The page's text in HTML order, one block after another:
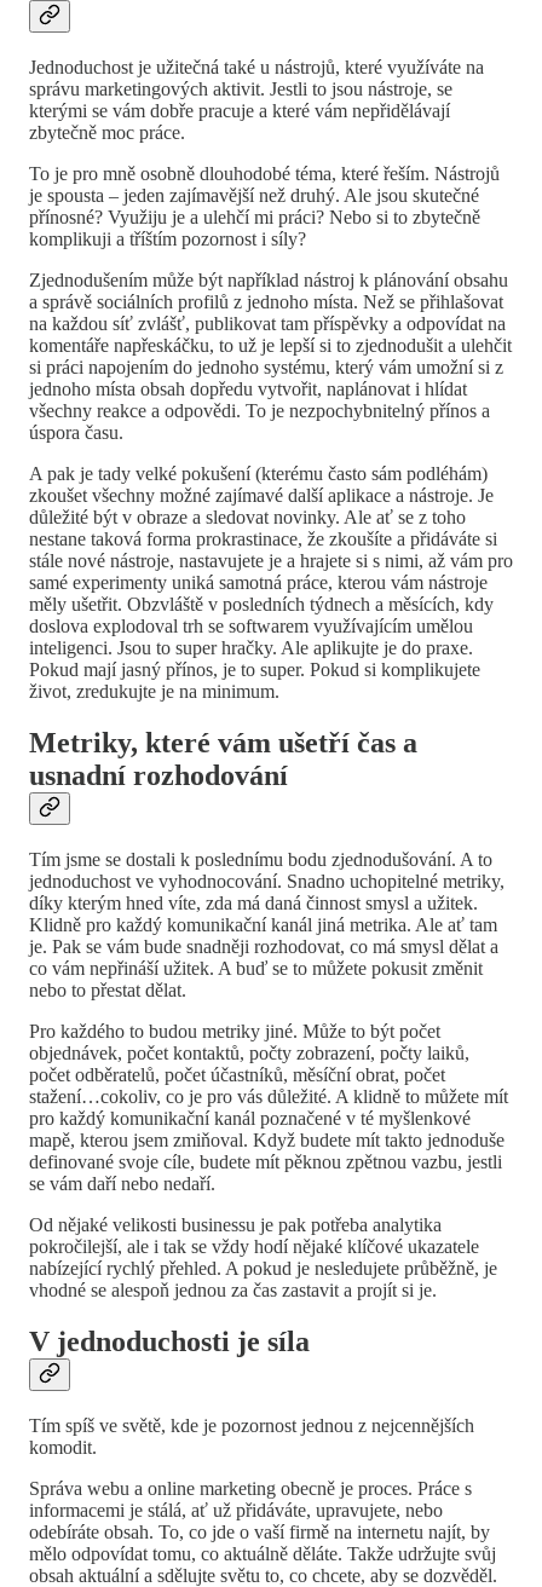
Jednoduchost je užitečná také u nástrojů, které využíváte na
správu marketingových aktivit. Jestli to jsou nástroje, se
kterými se vám dobře pracuje a které vám nepřidělávají
zbytečně moc práce.
To je pro mně osobně dlouhodobé téma, které řeším. Nástrojů
je spousta – jeden zajímavější než druhý. Ale jsou skutečné
přínosné? Využiju je a ulehčí mi práci? Nebo si to zbytečně
komplikuji a tříštím pozornost i síly?
Zjednodušením může být například nástroj k plánování obsahu
a správě sociálních profilů z jednoho místa. Než se přihlašovat
na každou síť zvlášť, publikovat tam příspěvky a odpovídat na
komentáře napřeskáčku, to už je lepší si to zjednodušit a ulehčit
si práci napojením do jednoho systému, který vám umožní si z
jednoho místa obsah dopředu vytvořit, naplánovat i hlídat
všechny reakce a odpovědi. To je nezpochybnitelný přínos a
úspora času.
A pak je tady velké pokušení (kterému často sám podléhám)
zkoušet všechny možné zajímavé další aplikace a nástroje. Je
důležité být v obraze a sledovat novinky. Ale ať se z toho
nestane taková forma prokrastinace, že zkoušíte a přidáváte si
stále nové nástroje, nastavujete je a hrajete si s nimi, až vám pro
samé experimenty uniká samotná práce, kterou vám nástroje
měly ušetřit. Obzvláště v posledních týdnech a měsících, kdy
doslova explodoval trh se softwarem využívajícím umělou
inteligenci. Jsou to super hračky. Ale aplikujte je do praxe.
Pokud mají jasný přínos, je to super. Pokud si komplikujete
život, zredukujte je na minimum.
Metriky, které vám ušetří čas a
usnadní rozhodování
Tím jsme se dostali k poslednímu bodu zjednodušování. A to
jednoduchost ve vyhodnocování. Snadno uchopitelné metriky,
díky kterým hned víte, zda má daná činnost smysl a užitek.
Klidně pro každý komunikační kanál jiná metrika. Ale ať tam
je. Pak se vám bude snadněji rozhodovat, co má smysl dělat a
co vám nepřináší užitek. A buď se to můžete pokusit změnit
nebo to přestat dělat.
Pro každého to budou metriky jiné. Může to být počet
objednávek, počet kontaktů, počty zobrazení, počty laiků,
počet odběratelů, počet účastníků, měsíční obrat, počet
stažení…cokoliv, co je pro vás důležité. A klidně to můžete mít
pro každý komunikační kanál poznačené v té myšlenkové
mapě, kterou jsem zmiňoval. Když budete mít takto jednoduše
definované svoje cíle, budete mít pěknou zpětnou vazbu, jestli
se vám daří nebo nedaří.
Od nějaké velikosti businessu je pak potřeba analytika
pokročilejší, ale i tak se vždy hodí nějaké klíčové ukazatele
nabízející rychlý přehled. A pokud je nesledujete průběžně, je
vhodné se alespoň jednou za čas zastavit a projít si je.
V jednoduchosti je síla
Tím spíš ve světě, kde je pozornost jednou z nejcennějších
komodit.
Správa webu a online marketing obecně je proces. Práce s
informacemi je stálá, ať už přidáváte, upravujete, nebo
odebíráte obsah. To, co jde o vaší firmě na internetu najít, by
mělo odpovídat tomu, co aktuálně děláte. Takže udržujte svůj
obsah aktuální a sdělujte světu to, co chcete, aby se dozvěděl.